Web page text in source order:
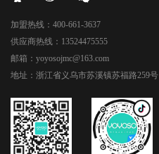
加盟热线：400-661-3637
供应商热线：13524475555
邮箱：yoyosojmc@163.com
地址：浙江省义乌市苏溪镇苏福路259号